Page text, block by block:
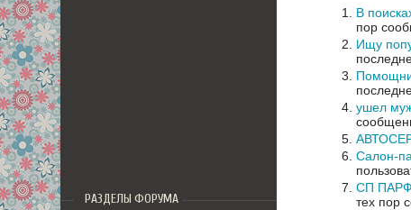
РАЗДЕЛЫ ФОРУМА
В
пор
Ищу
ушел
Салон-
СП
тех пор